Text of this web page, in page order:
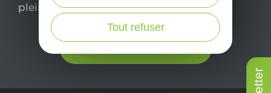
pleinement de votre séjour en Aveyron.
Tout refuser